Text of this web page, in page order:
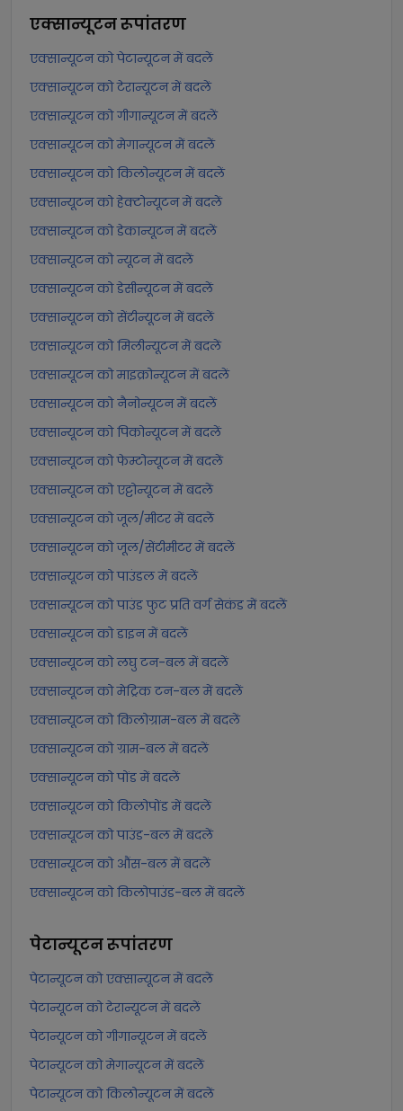
एक्सान्यूटनरूपांतरण
एक्सान्यूटन को पेटान्यूटन में बदलें
एक्सान्यूटन को टेरान्यूटन में बदलें
एक्सान्यूटन को गीगान्यूटन में बदलें
एक्सान्यूटन को मेगान्यूटन में बदलें
एक्सान्यूटन को किलोन्यूटन में बदलें
एक्सान्यूटन को हेक्टोन्यूटन में बदलें
एक्सान्यूटन को डेकान्यूटन में बदलें
एक्सान्यूटन को न्यूटन में बदलें
एक्सान्यूटन को डेसीन्यूटन में बदलें
एक्सान्यूटन को सेंटीन्यूटन में बदलें
एक्सान्यूटन को मिलीन्यूटन में बदलें
एक्सान्यूटन को माइक्रोन्यूटन में बदलें
एक्सान्यूटन को नैनोन्यूटन में बदलें
एक्सान्यूटन को पिकोन्यूटन में बदलें
एक्सान्यूटन को फेम्टोन्यूटन में बदलें
एक्सान्यूटन को एट्टोन्यूटन में बदलें
एक्सान्यूटन को जूल/मीटर में बदलें
एक्सान्यूटन को जूल/सेंटीमीटर में बदलें
एक्सान्यूटन को पाउंडल में बदलें
एक्सान्यूटन को पाउंड फुट प्रति वर्ग सेकंड में बदलें
एक्सान्यूटन को डाइन में बदलें
एक्सान्यूटन को लघु टन-बल में बदलें
एक्सान्यूटन को मेट्रिक टन-बल में बदलें
एक्सान्यूटन को किलोग्राम-बल में बदलें
एक्सान्यूटन को ग्राम-बल में बदलें
एक्सान्यूटन को पोंड में बदलें
एक्सान्यूटन को किलोपोंड में बदलें
एक्सान्यूटन को पाउंड-बल में बदलें
एक्सान्यूटन को औंस-बल में बदलें
एक्सान्यूटन को किलोपाउंड-बल में बदलें
पेटान्यूटनरूपांतरण
पेटान्यूटन को एक्सान्यूटन में बदलें
पेटान्यूटन को टेरान्यूटन में बदलें
पेटान्यूटन को गीगान्यूटन में बदलें
पेटान्यूटन को मेगान्यूटन में बदलें
पेटान्यूटन को किलोन्यूटन में बदलें